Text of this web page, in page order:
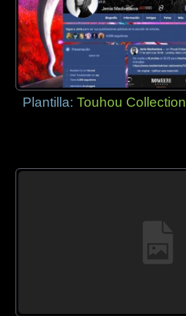
Plantilla:Touhou Collection